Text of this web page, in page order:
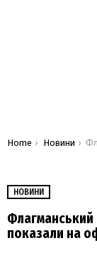
You are here:
Home Новини
НОВИНИ
показали на